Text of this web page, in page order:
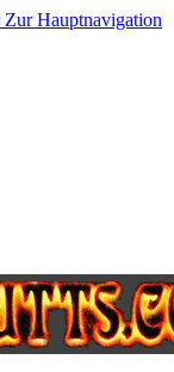
Zur Hauptnavigation